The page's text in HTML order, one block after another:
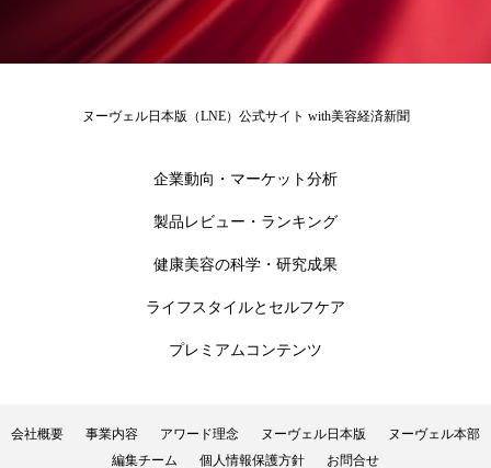
ロンジェビティ 下半身美容
乾燥 対策 冬 スキンケア 乾燥対策
乾燥肌対策 他者との再接続 企業・経済
保湿 保湿と香り
光老化 免疫 肌
冬 美容 習慣
冬の準備 冬美容 冷え対策
ヌーヴェル日本版（LNE）公式サイト with美容経済新聞
企業動向・マーケット分析
製品レビュー・ランキング
健康美容の科学・研究成果
ライフスタイルとセルフケア
プレミアムコンテンツ
会社概要 事業内容 アワード理念 ヌーヴェル日本版
ヌーヴェル本部
編集チーム
個人情報保護方針 お問合せ